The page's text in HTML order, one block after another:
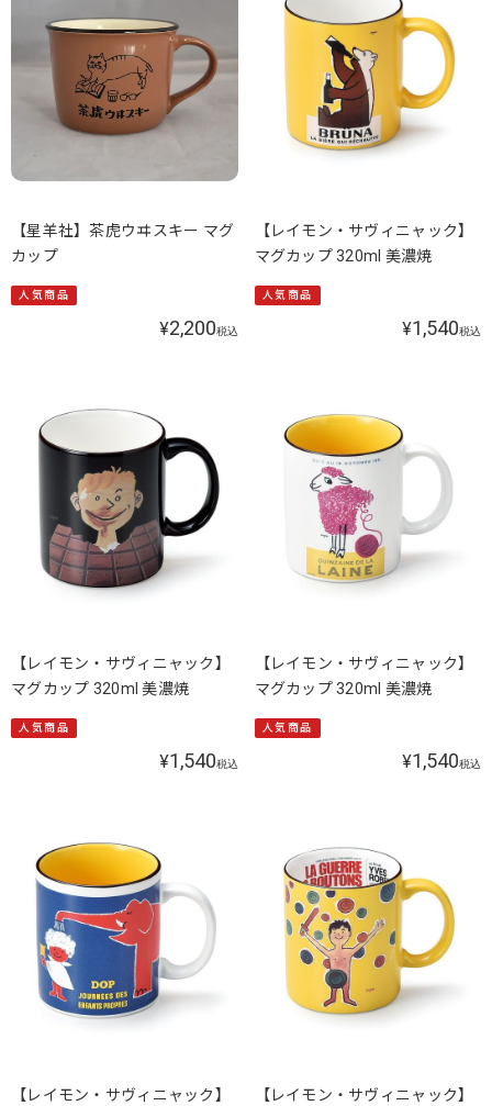
【星羊社】茶虎ウヰスキー マグ
カップ
人気商品
¥2,200税込
【レイモン・サヴィニャック】
マグカップ 320ml 美濃焼
人気商品
¥1,540税込
【レイモン・サヴィニャック】
マグカップ 320ml 美濃焼
人気商品
¥1,540税込
【レイモン・サヴィニャック】
マグカップ 320ml 美濃焼
人気商品
¥1,540税込
【レイモン・サヴィニャック】
【レイモン・サヴィニャック】